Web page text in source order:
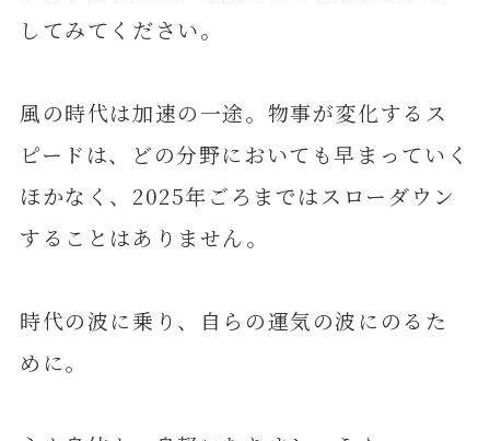
してみてください。
風の時代は加速の一途。物事が変化するス
ピードは、どの分野においても早まっていく
ほかなく、2025年ごろまではスローダウン
することはありません。
時代の波に乗り、自らの運気の波にのるた
めに。